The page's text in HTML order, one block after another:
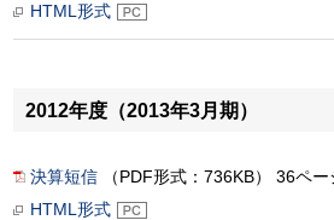
HTML形式
2012年度（2013年3月期）
決算短信 （PDF形式：736KB） 36ペー
HTML形式